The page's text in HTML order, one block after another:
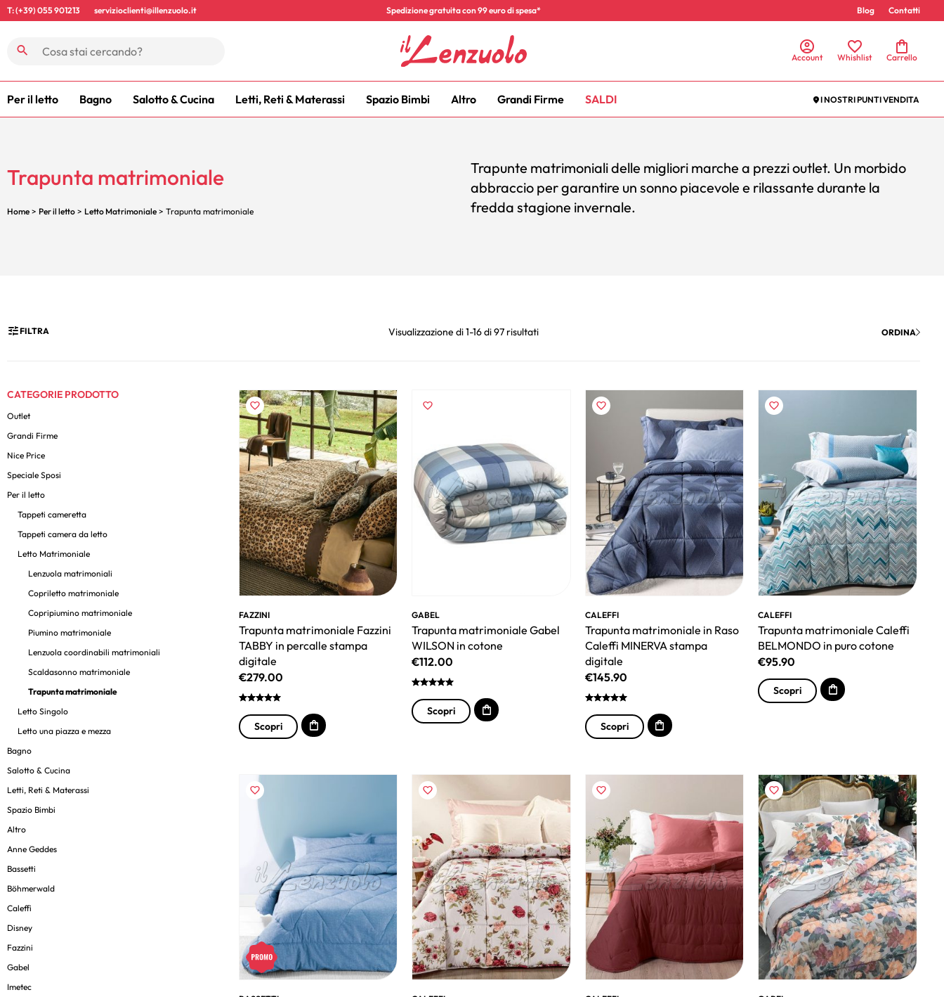
T: (+39) 055 901213 servizioclienti@illenzuolo.it Spedizione gratuita con 99 euro di spesa* Blog Contatti
Account Whishlist Carrello
Per il letto Bagno Salotto & Cucina Letti, Reti & Materassi Spazio Bimbi Altro Grandi Firme SALDI I NOSTRI PUNTI VENDITA
Trapunta matrimoniale
Home > Per il letto > Letto Matrimoniale > Trapunta matrimoniale
Trapunte matrimoniali delle migliori marche a prezzi outlet. Un morbido
abbraccio per garantire un sonno piacevole e rilassante durante la
fredda stagione invernale.
FILTRA Visualizzazione di 1-16 di 97 risultati ORDINA
CATEGORIE PRODOTTO
Outlet
Grandi Firme
Nice Price
Speciale Sposi
Per il letto
Tappeti cameretta
Tappeti camera da letto
Letto Matrimoniale
Lenzuola matrimoniali
Copriletto matrimoniale
Copripiumino matrimoniale
Piumino matrimoniale
Lenzuola coordinabili matrimoniali
Scaldasonno matrimoniale
Trapunta matrimoniale
Letto Singolo
Letto una piazza e mezza
Bagno
Salotto & Cucina
Letti, Reti & Materassi
Spazio Bimbi
Altro
Anne Geddes
Bassetti
Böhmerwald
Caleffi
Disney
Fazzini
Gabel
Imetec
FAZZINI
Trapunta matrimoniale Fazzini
TABBY in percalle stampa
digitale
€279.00
Scopri
GABEL
Trapunta matrimoniale Gabel
WILSON in cotone
€112.00
Scopri
CALEFFI
Trapunta matrimoniale in Raso
Caleffi MINERVA stampa
digitale
€145.90
Scopri
CALEFFI
Trapunta matrimoniale Caleffi
BELMONDO in puro cotone
€95.90
Scopri